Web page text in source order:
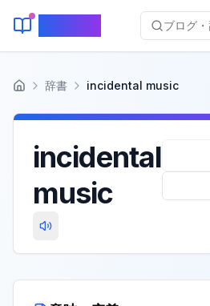
ブログ・
ホーム 辞書 incidental music
incidental
music